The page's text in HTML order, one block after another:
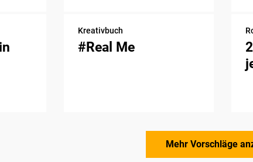
Kreativbuch
#Real Me
Mehr Vorschläge